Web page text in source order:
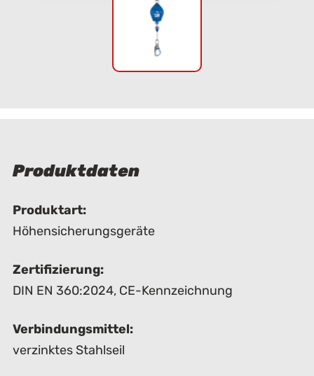
Produktdaten
Produktart:
Höhensicherungsgeräte
Zertifizierung:
DIN EN 360:2024, CE-Kennzeichnung
Verbindungsmittel:
verzinktes Stahlseil